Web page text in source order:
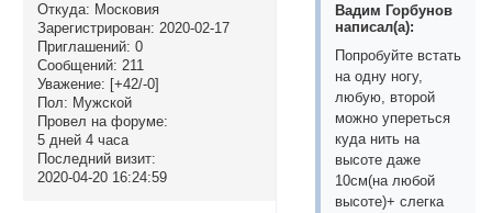
Откуда: Московия
Зарегистрирован: 2020-02-17
Приглашений: 0
Сообщений: 211
Уважение: [+42/-0]
Пол: Мужской
Провел на форуме:
5 дней 4 часа
Последний визит:
2020-04-20 16:24:59
Вадим Горбунов
написал(а):
Попробуйте встать
на одну ногу,
любую, второй
можно упереться
куда нить на
высоте даже
10см(на любой
высоте)+ слегка